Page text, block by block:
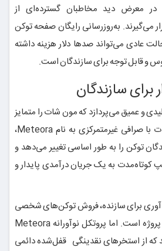
در معرض دید مخاطبان گسترده‌ای از
می‌گیرند. به‌روزرسانی رایگان صفحه توکن
عادی می‌تواند صدها دلار هزینه داشته
و قابل توجه برای سازندگان است.
سازندگان
و عمیق می‌پردازد که مون شات را متمایز
می‌کند. همکاری مون شات با صرافی غیرمتمرکزی به نام Meteora،
توکن را به طور اساسی تغییر می‌دهد و
کوتاه‌مدت به یک جریان درآمدی پایدار و
برای سازنده، فروش توکن‌های شخصی
در اوج قیمت و رها کردن پروژه است. اما پروتکل نوآورانه Meteora
که از استخرهای نقدینگی قفل‌شده دائمی